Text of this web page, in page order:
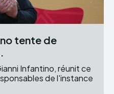
tente de
Infantino, réunit ce
de l'instance